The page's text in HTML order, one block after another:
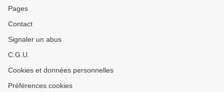
Pages
Contact
Signaler un abus
C.G.U.
Cookies et données personnelles
Préférences cookies